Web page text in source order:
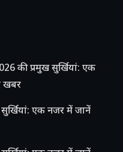
की प्रमुख सुर्खियां: एक
खबर
एक नजर में जानें